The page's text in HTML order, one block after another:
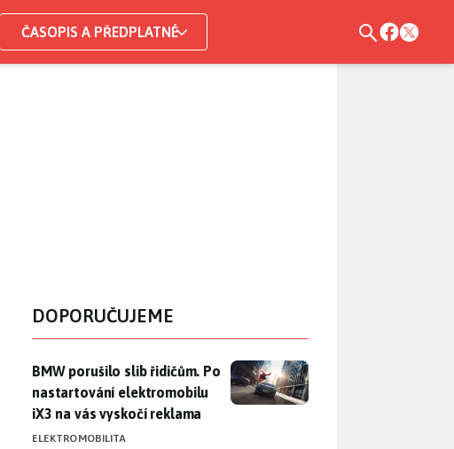
ČASOPIS A PŘEDPLATNÉ
DOPORUČUJEME
BMW porušilo slib řidičům. Po nastartování elektromobilu iX3 na
BMW porušilo slib řidičům. Po
nastartování elektromobilu
iX3 na vás vyskočí reklama
ELEKTROMOBILITA